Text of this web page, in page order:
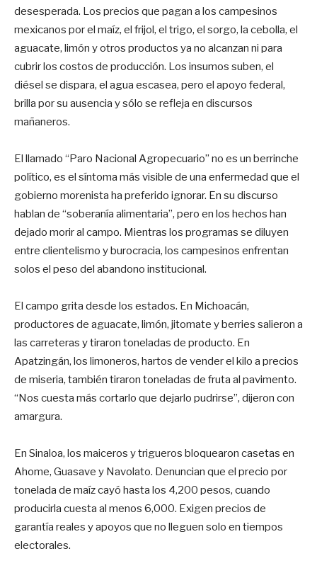
desesperada. Los precios que pagan a los campesinos
mexicanos por el maíz, el frijol, el trigo, el sorgo, la cebolla, el
aguacate, limón y otros productos ya no alcanzan ni para
cubrir los costos de producción. Los insumos suben, el
diésel se dispara, el agua escasea, pero el apoyo federal,
brilla por su ausencia y sólo se refleja en discursos
mañaneros.
El llamado “Paro Nacional Agropecuario” no es un berrinche
político, es el síntoma más visible de una enfermedad que el
gobierno morenista ha preferido ignorar. En su discurso
hablan de “soberanía alimentaria”, pero en los hechos han
dejado morir al campo. Mientras los programas se diluyen
entre clientelismo y burocracia, los campesinos enfrentan
solos el peso del abandono institucional.
El campo grita desde los estados. En Michoacán,
productores de aguacate, limón, jitomate y berries salieron a
las carreteras y tiraron toneladas de producto. En
Apatzingán, los limoneros, hartos de vender el kilo a precios
de miseria, también tiraron toneladas de fruta al pavimento.
“Nos cuesta más cortarlo que dejarlo pudrirse”, dijeron con
amargura.
En Sinaloa, los maiceros y trigueros bloquearon casetas en
Ahome, Guasave y Navolato. Denuncian que el precio por
tonelada de maíz cayó hasta los 4,200 pesos, cuando
producirla cuesta al menos 6,000. Exigen precios de
garantía reales y apoyos que no lleguen solo en tiempos
electorales.